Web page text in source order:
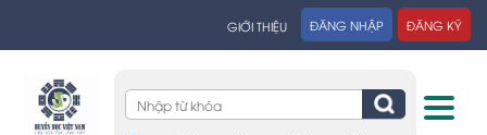
GIỚI THIỆU ĐĂNG NHẬP ĐĂNG KÝ